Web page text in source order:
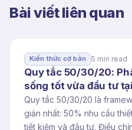
Bài viết liên quan
Kiến thức cơ bản 5 min read
Quy tắc 50/30/20:
sống tốt vừa đầu tư
Quy tắc 50/30/20 là
giản nhất: 50% nhu cầu
tiết kiệm và đầu tư. Điều